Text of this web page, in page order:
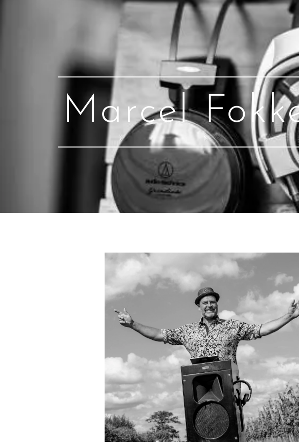
Marcel